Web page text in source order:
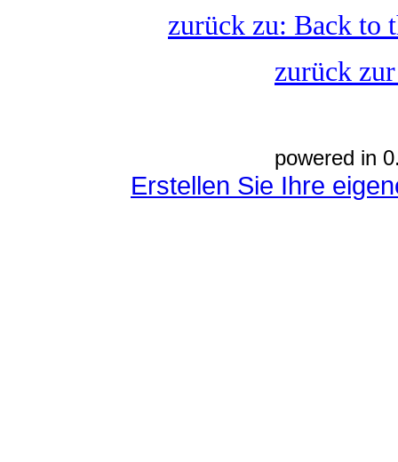
zurück zu: Back to
zurück
powered in
Erstellen Sie Ihre